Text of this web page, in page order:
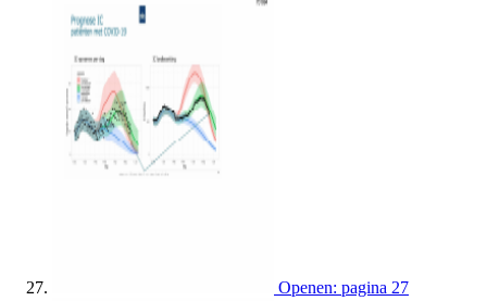
Openen: pagina 27